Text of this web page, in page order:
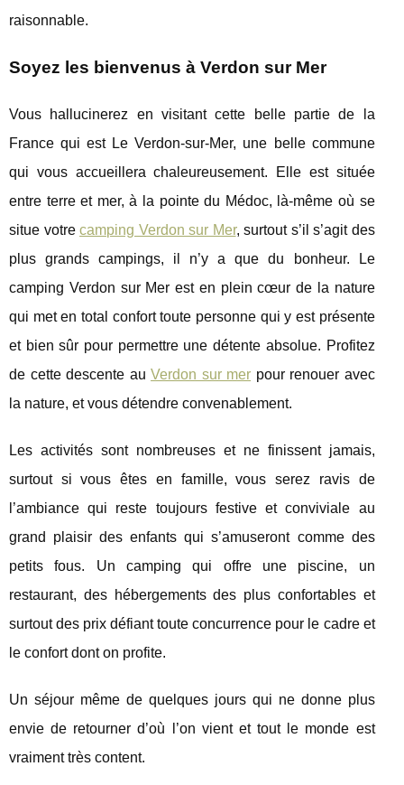
raisonnable.
Soyez les bienvenus à Verdon sur Mer
Vous hallucinerez en visitant cette belle partie de la
France qui est Le Verdon-sur-Mer, une belle commune
qui vous accueillera chaleureusement. Elle est située
entre terre et mer, à la pointe du Médoc, là-même où se
situe votrecamping Verdon sur Mer, surtout s’il s’agit des
plus grands campings, il n’y a que du bonheur. Le
camping Verdon sur Mer est en plein cœur de la nature
qui met en total confort toute personne qui y est présente
et bien sûr pour permettre une détente absolue. Profitez
de cette descente auVerdon sur mer pour renouer avec
la nature, et vous détendre convenablement.
Les activités sont nombreuses et ne finissent jamais,
surtout si vous êtes en famille, vous serez ravis de
l’ambiance qui reste toujours festive et conviviale au
grand plaisir des enfants qui s’amuseront comme des
petits fous. Un camping qui offre une piscine, un
restaurant, des hébergements des plus confortables et
surtout des prix défiant toute concurrence pour le cadre et
le confort dont on profite.
Un séjour même de quelques jours qui ne donne plus
envie de retourner d’où l’on vient et tout le monde est
vraiment très content.